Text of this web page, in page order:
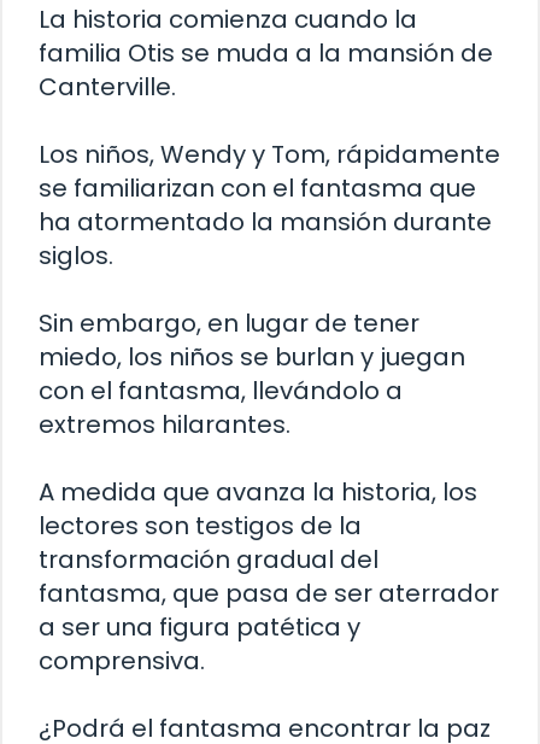
La historia comienza cuando la
familia Otis se muda a la mansión de
Canterville.
Los niños, Wendy y Tom, rápidamente
se familiarizan con el fantasma que
ha atormentado la mansión durante
siglos.
Sin embargo, en lugar de tener
miedo, los niños se burlan y juegan
con el fantasma, llevándolo a
extremos hilarantes.
A medida que avanza la historia, los
lectores son testigos de la
transformación gradual del
fantasma, que pasa de ser aterrador
a ser una figura patética y
comprensiva.
¿Podrá el fantasma encontrar la paz